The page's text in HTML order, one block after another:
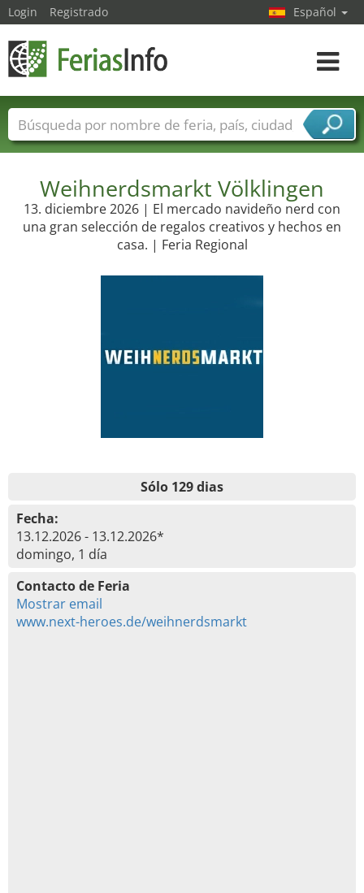
Weihnerdsmarkt Völklingen
13. diciembre 2026 | El mercado navideño nerd con
una gran selección de regalos creativos y hechos en
casa. | Feria Regional
Sólo 129 dias
Fecha:
13.12.2026 - 13.12.2026*
domingo, 1 día
Contacto de Feria
Mostrar email
www.next-heroes.de/weihnerdsmarkt
Login Registrado Español
toggle
Nombres de ferias Países
Ciudades
Sectores de proveedor de servicios